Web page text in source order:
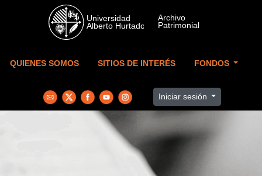
Skip to main content
QUIENES SOMOS SITIOS DE INTERÉS FONDOS
Iniciar sesión